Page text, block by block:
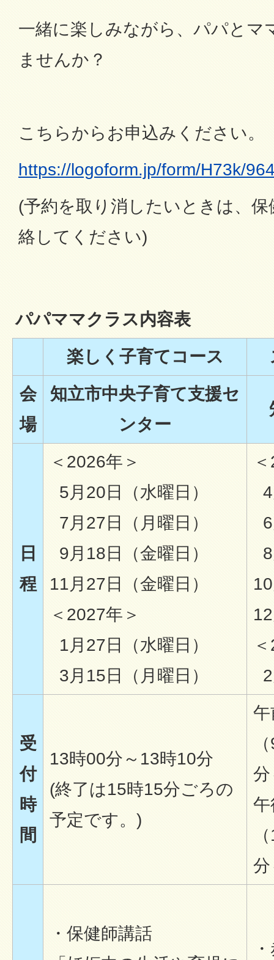
一緒に楽しみながら、パパとマ
ませんか？
こちらからお申込みください。
https://logoform.jp/form/H73k/
(予約を取り消したいときは、
絡してください)
パパママクラス内容表
楽しく子育てコース
会
場
知立市中央子育て支援セ
ンター
日
程
＜2026年＞
5月20日（水曜日）
7月27日（月曜日）
9月18日（金曜日）
11月27日（金曜日）
＜2027年＞
1月27日（水曜日）
3月15日（月曜日）
受
付
時
間
13時00分～13時10分
(終了は15時15分ごろの
予定です。)
分
分
・保健師講話